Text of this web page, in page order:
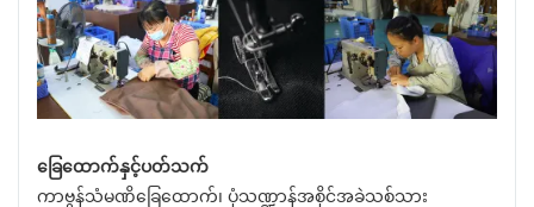
ခြေထောက်နှင့်ပတ်သက်
ကာဗွန်သံမဏိခြေထောက်၊ ပုံသဏ္ဍာန်အစိုင်အခဲသစ်သား